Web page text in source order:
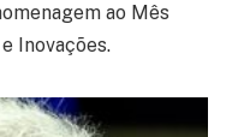
ao Mês
Inovações.